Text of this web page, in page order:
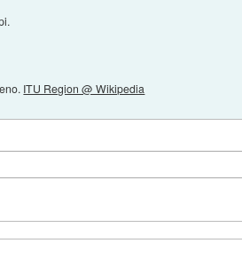
ITU Region @ Wikipedia